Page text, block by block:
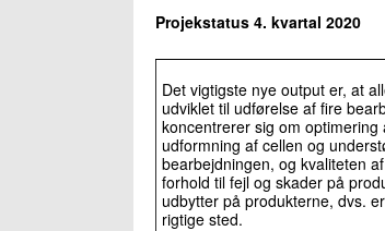
Projekstatus 4. kvartal 2020
Det vigtigste nye output er, at
udviklet til udførelse af fire
koncentrerer sig om
udformning af cellen og
bearbejdningen, og kvaliteten
forhold til fejl og skader på
udbytter på produkterne, dvs.
rigtige sted.